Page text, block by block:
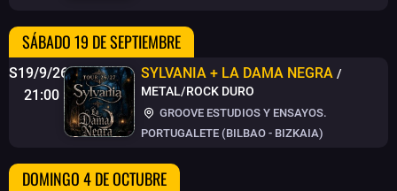
SÁBADO 19 DE SEPTIEMBRE
S19/9/26
21:00
SYLVANIA + LA DAMA NEGRA /
METAL/ROCK DURO
GROOVE ESTUDIOS Y ENSAYOS.
PORTUGALETE (BILBAO - BIZKAIA)
DOMINGO 4 DE OCTUBRE